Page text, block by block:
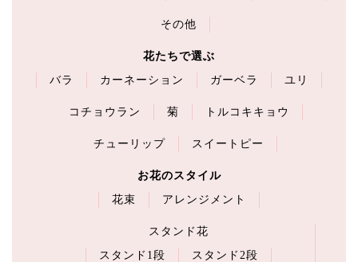
その他
花たちで選ぶ
バラ
カーネーション ガーベラ ユリ
コチョウラン 菊 トルコキキョウ
チューリップ スイートピー
お花のスタイル
花束
アレンジメント
スタンド花
スタンド1段
スタンド2段